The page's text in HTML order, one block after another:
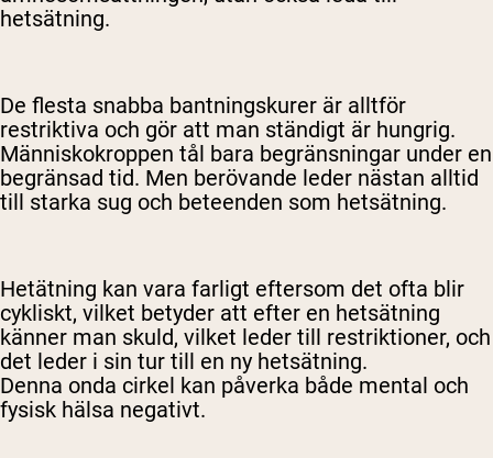
hetsätning.
De flesta snabba bantningskurer är alltför
restriktiva och gör att man ständigt är hungrig.
Människokroppen tål bara begränsningar under en
begränsad tid. Men berövande leder nästan alltid
till starka sug och beteenden som hetsätning.
Hetätning kan vara farligt eftersom det ofta blir
cykliskt, vilket betyder att efter en hetsätning
känner man skuld, vilket leder till restriktioner, och
det leder i sin tur till en ny hetsätning.
Denna onda cirkel kan påverka både mental och
fysisk hälsa negativt.